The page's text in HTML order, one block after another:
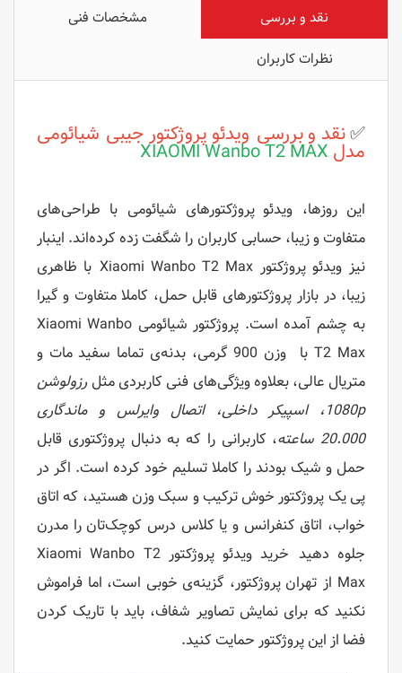
نقد و بررسی
مشخصات فنی
نظرات کاربران
✅نقد و بررسی ویدئو پروژکتور جیبی شیائومی
مدل
این روزها، ویدئو پروژکتورهای شیائومی با طراحی‌های
متفاوت و زیبا، حسابی کاربران را شگفت زده کرده‌اند. اینبار
نیز ویدئو پروژکتور Xiaomi Wanbo T2 Max با ظاهری
زیبا، در بازار پروژکتورهای قابل حمل، کاملا متفاوت و گیرا
به چشم آمده است. پروژکتور شیائومی Xiaomi Wanbo
T2 Max با وزن 900 گرمی، بدنه‌ی تماما سفید مات و
متریال عالی، بعلاوه ویژگی‌های فنی کاربردی مثل رزولوشن
1080p، اسپیکر داخلی، اتصال وایرلس و ماندگاری
20.000 ساعته
، کاربرانی را که به دنبال پروژکتوری قابل
حمل و شیک بودند را کاملا تسلیم خود کرده است. اگر در
پی یک پروژکتور خوش ترکیب و سبک وزن هستید، که اتاق
خواب، اتاق کنفرانس و یا کلاس درس کوچک‌تان را مدرن
جلوه دهید خرید ویدئو پروژکتور Xiaomi Wanbo T2
Max از تهران پروژکتور، گزینه‌ی خوبی است، اما فراموش
نکنید که برای نمایش تصاویر شفاف، باید با تاریک کردن
فضا از این پروژکتور حمایت کنید.